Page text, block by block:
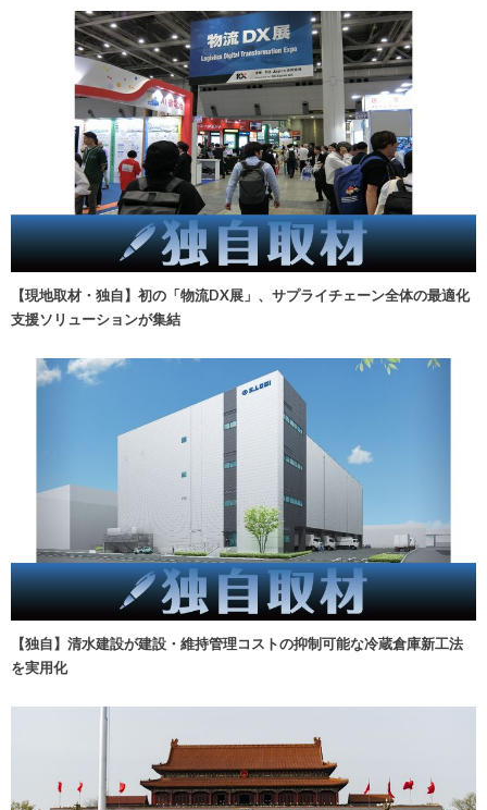
【現地取材・独自】初の「物流DX展」、サプライチェーン全体の最適化
支援ソリューションが集結
【独自】清水建設が建設・維持管理コストの抑制可能な冷蔵倉庫新工法
を実用化